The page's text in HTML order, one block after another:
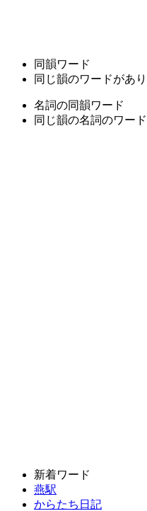
同韻ワード
同じ韻のワードがあ
名詞の同韻ワード
同じ韻の名詞のワー
新着ワード
燕駅
からたち日記